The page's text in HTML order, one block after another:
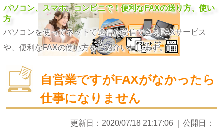
パソコン、スマホ、コンビニで！便利なFAXの送り方、使い
方
パソコンを使ってネットで送信や受信できるFAXサービス
や、便利なFAXの使い方をご紹介いたします。
自営業ですがFAXがなかったら
仕事になりません
更新日： 2020/07/18 21:17:06 ｜公開日：